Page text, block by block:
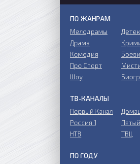
ПО ЖАНРАМ
Мелодрамы
Драма
Комедия
Про Спорт
Шоу
ТВ-КАНАЛЫ
Первый Канал
Россия 1
НТВ
ТВЦ
ПО ГОДУ